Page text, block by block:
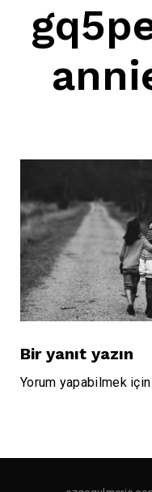
Bir yanıt yazın
Yorum yapabilmek için